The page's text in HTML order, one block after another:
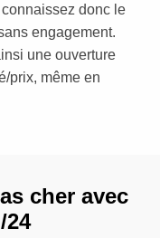
donc le
engagement.
une ouverture
prix, même en
cher avec
24